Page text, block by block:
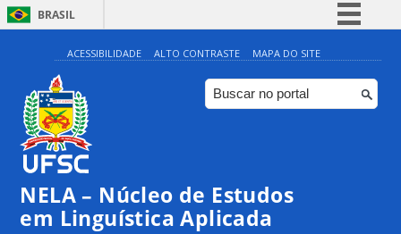
BRASIL
Simplifique!
Comunica BR
Participe
Canais
ACESSIBILIDADE ALTO CONTRASTE MAPA DO SITE
NELA – Núcleo de Estudos
em Linguística Aplicada